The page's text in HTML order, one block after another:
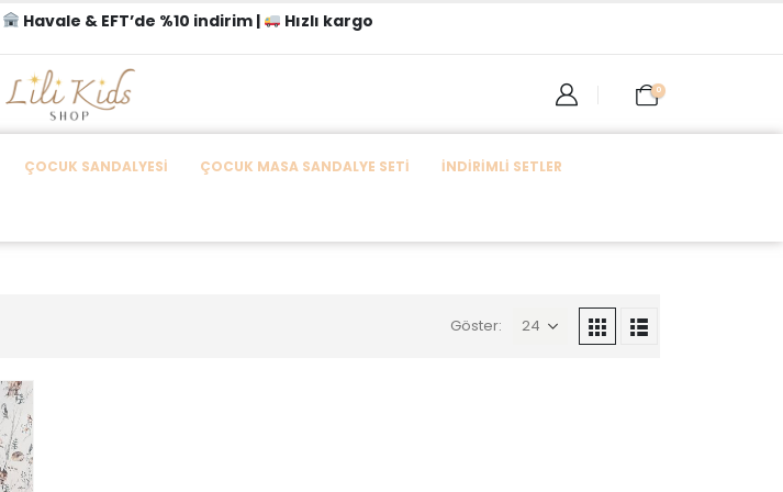
Havale & EFT’de %10 indirim | Hızlı kargo
0
ÇOCUK SANDALYESI ÇOCUK MASA SANDALYE SETI İNDIRIMLI SETLER
Göster: